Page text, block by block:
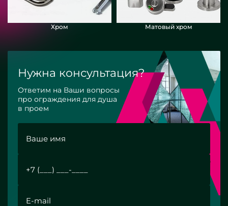
Хром Матовый хром
Нужна консультация?
Ответим на Ваши вопросы
про ограждения для душа
в проем